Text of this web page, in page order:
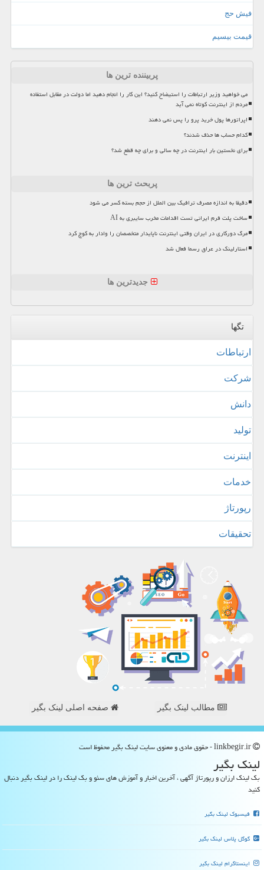
فیش حج
قیمت بیسیم
پربیننده ترین ها
می خواهید وزیر ارتباطات را استیضاح کنید؟ این کار را انجام دهید اما دولت در مقابل استفاده
مردم از اینترنت کوتاه نمی آید
اپراتورها پول خرید پرو را پس نمی دهند
کدام حساب ها حذف شدند؟
برای نخستین بار اینترنت در چه سالی و برای چه قطع شد؟
پربحث ترین ها
دقیقا به اندازه مصرف ترافیک بین الملل از حجم بسته کسر می شود
ساخت پلت فرم ایرانی تست اقدامات مخرب سایبری به AI
مرگ دورکاری در ایران وقتی اینترنت ناپایدار متخصصان را وادار به کوچ کرد
استارلینک در عراق رسما فعال شد
جدیدترین ها
تگها
ارتباطات
شركت
دانش
تولید
اینترنت
خدمات
رپورتاژ
تحقیقات
مطالب لینک بگیر صفحه اصلی لینک بگیر
لینك بگیر
بک لینک ارزان و رپورتاژ آگهی ، آخرین اخبار و آموزش های سئو و بک لینک را در لینک بگیر دنبال
کنید
فیسبوک لینک بگیر
گوگل پلاس لینک بگیر
اینستاگرام لینک بگیر